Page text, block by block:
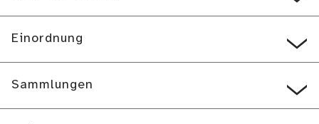
Einordnung
Sammlungen